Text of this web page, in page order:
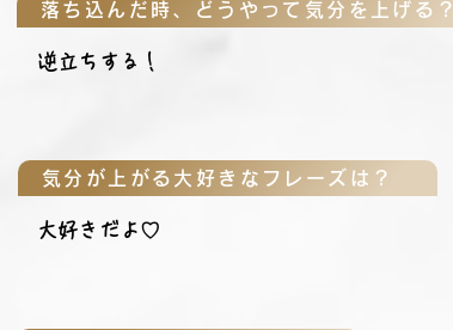
落ち込んだ時、どうやって気分を上げる？
逆立ちする！
気分が上がる大好きなフレーズは？
大好きだよ♡